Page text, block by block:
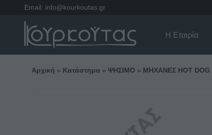
Email: info@kourkoutas.gr
Η Εταιρία
Αρχική » Κατάστημα » ΨΗΣΙΜΟ » ΜΗΧΑΝΕΣ HOT DOG